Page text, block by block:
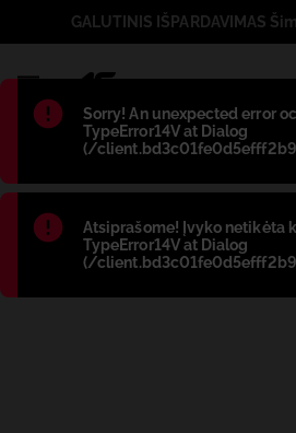
Błąd:
Sorry! An unexpected error
TypeError14V at Dialog
(/
Błąd:
Atsiprašome! Įvyko netikėta
TypeError14V at Dialog
(/
GALUTINIS IŠPARDAVIMAS